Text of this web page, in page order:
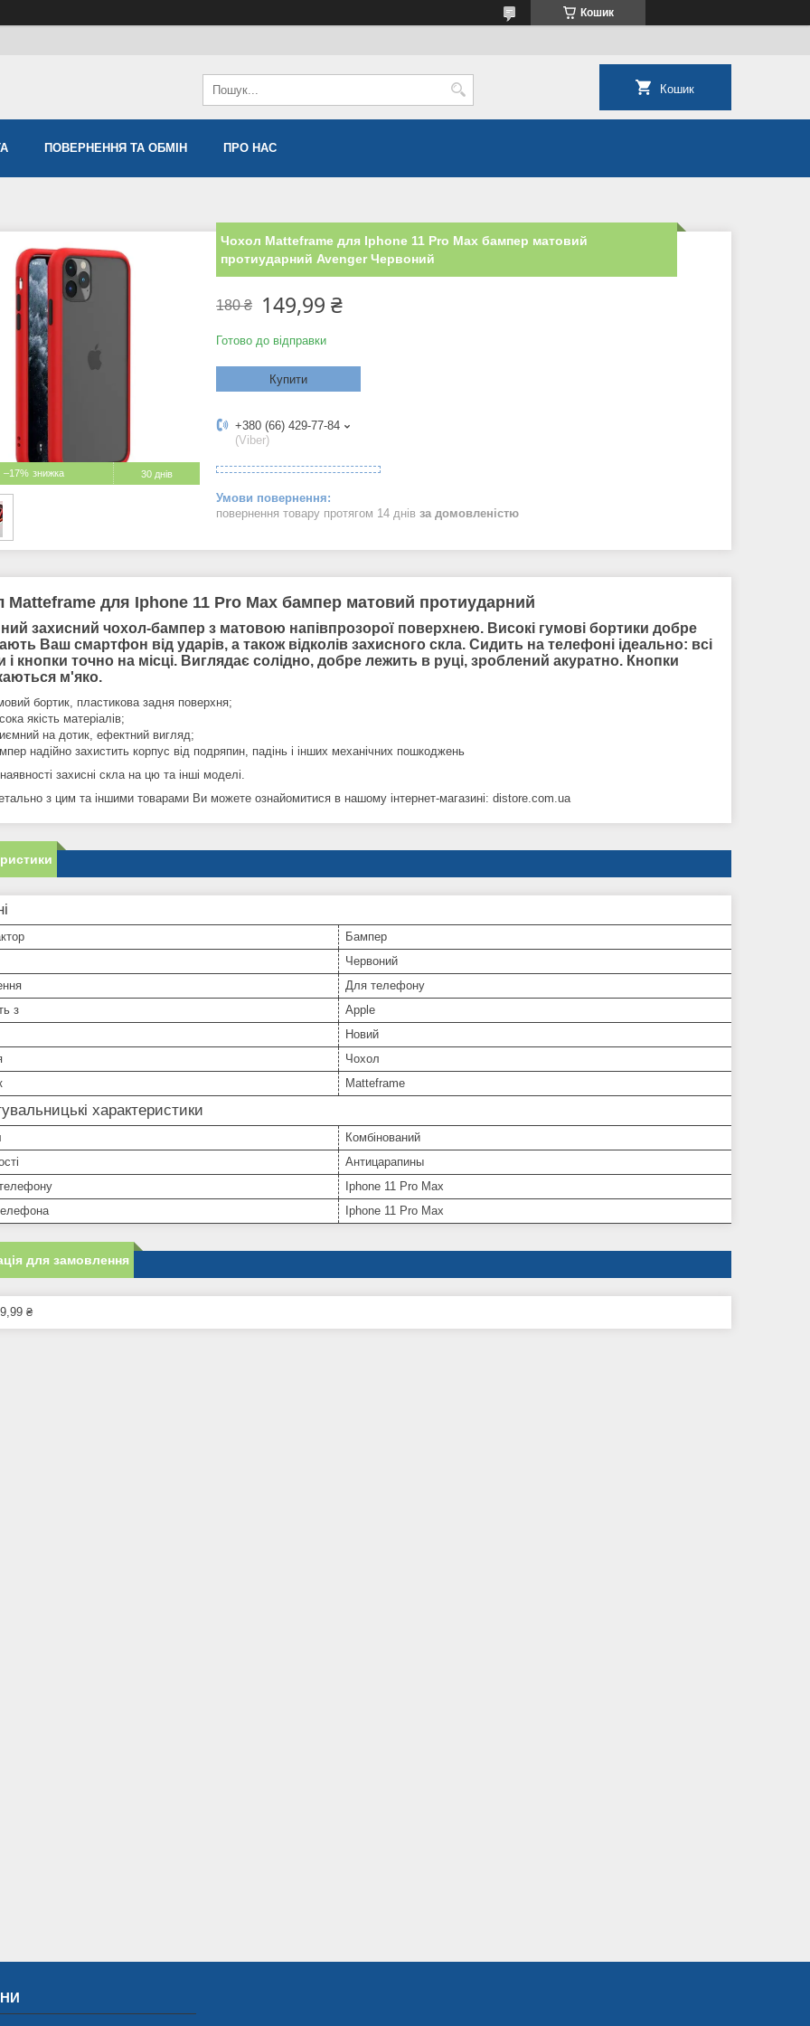
Кошик
Кошик
ПОВЕРНЕННЯ ТА ОБМІН ПРО НАС
–17% 30 днів
Чохол Matteframe для Iphone 11 Pro Max бампер матовий
протиударний Avenger Червоний
180 ₴ 149,99 ₴
Готово до відправки
Купити
+380 (66) 429-77-84
(Viber)
повернення товару протягом 14 днів за домовленістю
Matteframe для Iphone 11 Pro Max бампер матовий протиударний
захисний чохол-бампер з матовою напівпрозорої поверхнею. Високі гумові бортики добре
Ваш смартфон від ударів, а також відколів захисного скла. Сидить на телефоні ідеально: всі
і кнопки точно на місці. Виглядає солідно, добре лежить в руці, зроблений акуратно. Кнопки
м'яко.
бортик, пластикова задня поверхня;
якість матеріалів;
на дотик, ефектний вигляд;
надійно захистить корпус від подряпин, падінь і інших механічних пошкоджень
захисні скла на цю та інші моделі.
з цим та іншими товарами Ви можете ознайомитися в нашому інтернет-магазині: distore.com.ua
Бампер
Червоний
Для телефону
з
Apple
Новий
Чохол
Matteframe
характеристики
Комбінований
Антицарапины
Iphone 11 Pro Max
Iphone 11 Pro Max
для замовлення
₴